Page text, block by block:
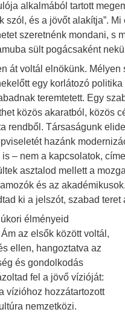
alkalmából tartott
szól, és a jövőt alakítja”.
szeretnénk mondani, s
sült pogácsaként
át voltál elnökünk.
egy korlátozó
teremtetett. Egy
közös akaratból, közös
rendből. Társaságunk
hazánk
– nem a kapcsolatok,
asztalod mellett a
és az
ki a jelszót, szabad
élményeid
az elsők között voltál,
ellen, hangoztatva az
és gondolkodás
fel a jövő vízióját:
vízióhoz hozzátartozott
nemzetközi.